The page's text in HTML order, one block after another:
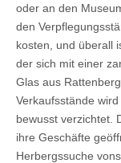
oder an den
den
kosten, und überall
der sich mit einer
Glas aus
Verkaufsstände
bewusst verzichtet.
ihre Geschäfte
Herbergssuche